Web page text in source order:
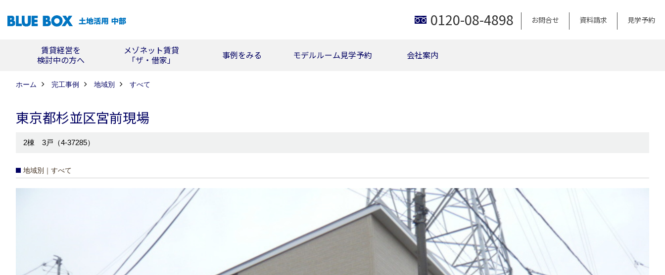
0120-08-4898 お問合せ 資料請求 見学予約
賃貸経営を
検討中の方へ
メゾネット賃貸
「ザ・借家」
事例をみる モデルルーム見学予約 会社案内
ホーム 完工事例 地域別 すべて
東京都杉並区宮前現場
2棟 3戸（4-37285）
地域別｜すべて